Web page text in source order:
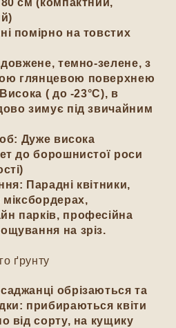
см (компактний,
помірно на товстих
темно-зелене, з
глянцевою поверхнею
( до -23°C), в
зимує під звичайним
: Дуже висока
до борошнистої роси
: Парадні квітники,
міксбордерах,
парків, професійна
на зріз.
ґрунту
обрізаються та
прибираються квіти
від сорту, на кущику